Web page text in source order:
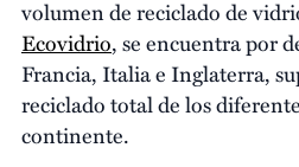
volumen de reciclado de
Ecovidrio, se encuentra por
Francia, Italia e Inglaterra,
reciclado total de los
continente.